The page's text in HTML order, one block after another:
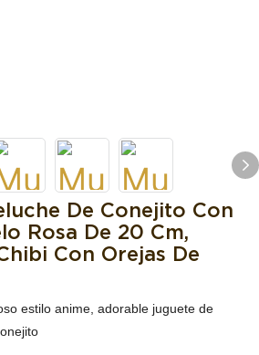
De Conejito Con
Rosa De 20 Cm,
Con Orejas De
estilo anime, adorable juguete de